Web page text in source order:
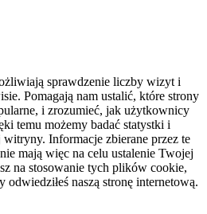
sprawdzenie liczby wizyt i
Pomagają nam ustalić, które strony
i zrozumieć, jak użytkownicy
temu możemy badać statystki i
Informacje zbierane przez te
mają więc na celu ustalenie Twojej
na stosowanie tych plików cookie,
naszą stronę internetową.